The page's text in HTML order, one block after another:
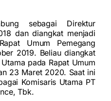
sebagai Direktur
dan diangkat menjadi
Umum Pemegang
2019. Beliau diangkat
pada Rapat Umum
23 Maret 2020. Saat ini
Komisaris Utama PT
Tbk.